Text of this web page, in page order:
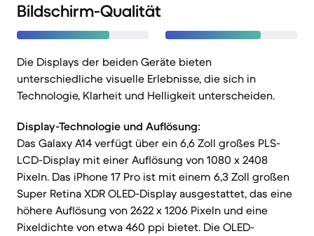
Bildschirm-Qualität
Die Displays der beiden Geräte bieten
unterschiedliche visuelle Erlebnisse, die sich in
Technologie, Klarheit und Helligkeit unterscheiden.
Display-Technologie und Auflösung:
Das Galaxy A14 verfügt über ein 6,6 Zoll großes PLS-
LCD-Display mit einer Auflösung von 1080 x 2408
Pixeln. Das iPhone 17 Pro ist mit einem 6,3 Zoll großen
Super Retina XDR OLED-Display ausgestattet, das eine
höhere Auflösung von 2622 x 1206 Pixeln und eine
Pixeldichte von etwa 460 ppi bietet. Die OLED-